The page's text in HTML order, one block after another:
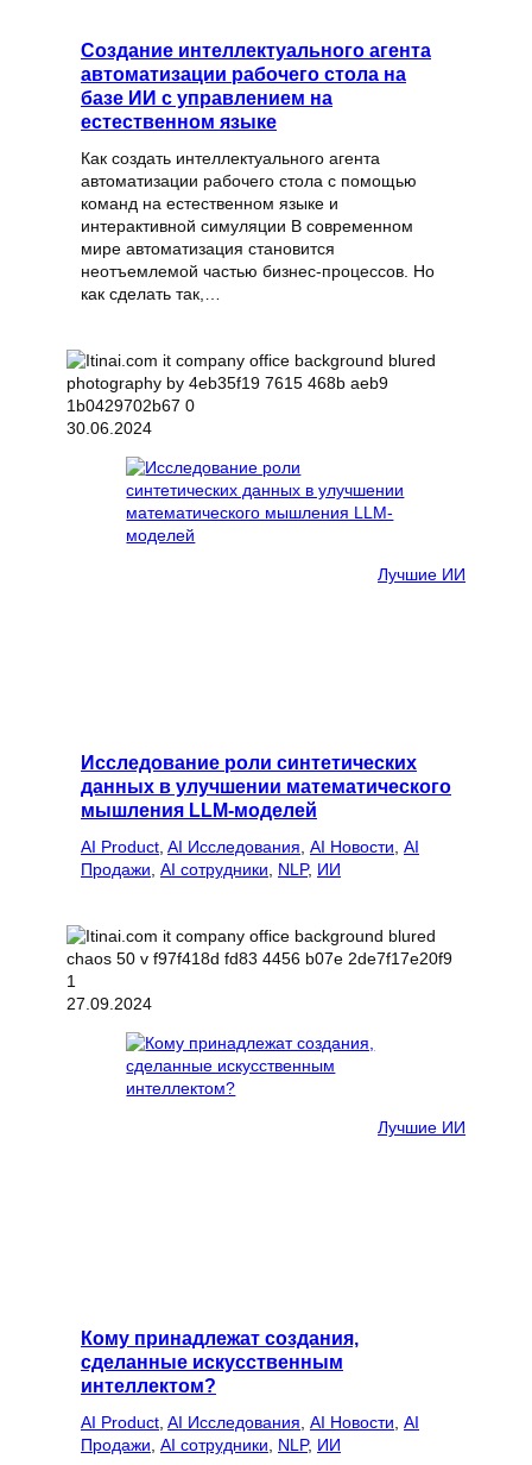
Создание интеллектуального агента
автоматизации рабочего стола на
базе ИИ с управлением на
естественном языке
Как создать интеллектуального агента
автоматизации рабочего стола с помощью
команд на естественном языке и
интерактивной симуляции В современном
мире автоматизация становится
неотъемлемой частью бизнес-процессов. Но
как сделать так,…
30.06.2024
Лучшие ИИ
Исследование роли синтетических
данных в улучшении математического
мышления LLM-моделей
AI Product AI Исследования AI Новости AI
Продажи AI сотрудники NLP, ИИ
27.09.2024
Лучшие ИИ
Кому принадлежат создания,
сделанные искусственным
интеллектом?
AI Product AI Исследования AI Новости AI
Продажи AI сотрудники NLP, ИИ